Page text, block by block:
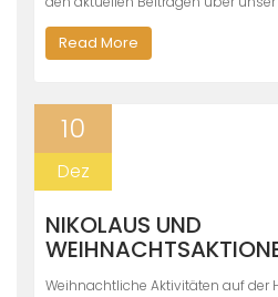
Read More
10
Dez
NIKOLAUS UND
Weihnachtliche Aktivitäten auf der